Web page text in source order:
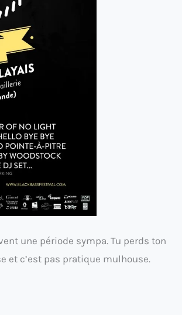
une période sympa. Tu perds ton
et c’est pas pratique mulhouse.